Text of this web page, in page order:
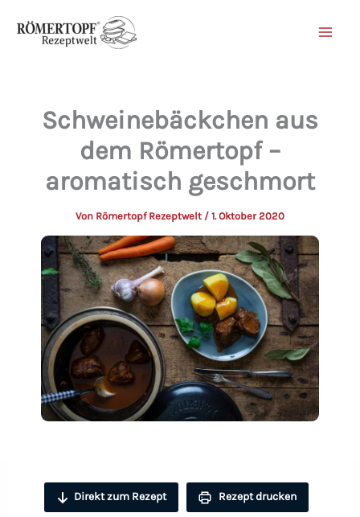
Inhalt
Schweinebäckchen aus
dem Römertopf –
aromatisch geschmort
Von Römertopf Rezeptwelt / 1. Oktober 2020
Direkt zum Rezept Rezept drucken